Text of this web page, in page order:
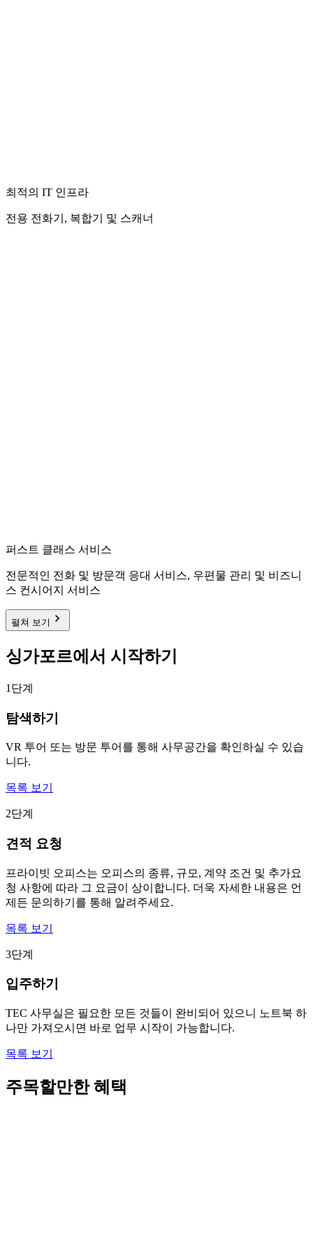
최적의 IT 인프라
전용 전화기, 복합기 및 스캐너
퍼스트 클래스 서비스
전문적인 전화 및 방문객 응대 서비스, 우편물 관리 및 비즈니
스 컨시어지 서비스
펼쳐 보기
싱가포르에서 시작하기
1단계
탐색하기
VR 투어 또는 방문 투어를 통해 사무공간을 확인하실 수 있습
니다.
목록 보기
2단계
견적 요청
프라이빗 오피스는 오피스의 종류, 규모, 계약 조건 및 추가요
청 사항에 따라 그 요금이 상이합니다. 더욱 자세한 내용은 언
제든 문의하기를 통해 알려주세요.
목록 보기
3단계
입주하기
TEC 사무실은 필요한 모든 것들이 완비되어 있으니 노트북 하
나만 가져오시면 바로 업무 시작이 가능합니다.
목록 보기
주목할만한 혜택